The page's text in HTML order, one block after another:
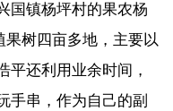
国镇杨坪村的果农杨
果树四亩多地，主要以
平还利用业余时间，
手串，作为自己的副